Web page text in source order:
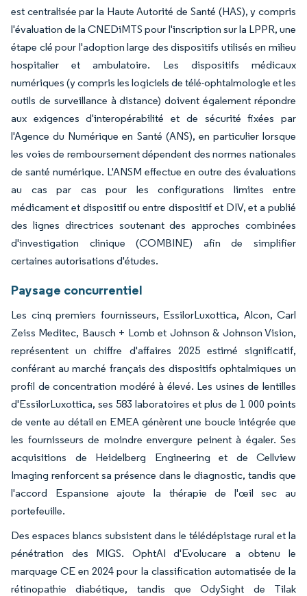
est centralisée par la Haute Autorité de Santé (HAS), y compris
l'évaluation de la CNEDiMTS pour l'inscription sur la LPPR, une
étape clé pour l'adoption large des dispositifs utilisés en milieu
hospitalier et ambulatoire. Les dispositifs médicaux
numériques (y compris les logiciels de télé-ophtalmologie et les
outils de surveillance à distance) doivent également répondre
aux exigences d'interopérabilité et de sécurité fixées par
l'Agence du Numérique en Santé (ANS), en particulier lorsque
les voies de remboursement dépendent des normes nationales
de santé numérique. L'ANSM effectue en outre des évaluations
au cas par cas pour les configurations limites entre
médicament et dispositif ou entre dispositif et DIV, et a publié
des lignes directrices soutenant des approches combinées
d'investigation clinique (COMBINE) afin de simplifier
certaines autorisations d'études.
Paysage concurrentiel
Les cinq premiers fournisseurs, EssilorLuxottica, Alcon, Carl
Zeiss Meditec, Bausch + Lomb et Johnson & Johnson Vision,
représentent un chiffre d'affaires 2025 estimé significatif,
conférant au marché français des dispositifs ophtalmiques un
profil de concentration modéré à élevé. Les usines de lentilles
d'EssilorLuxottica, ses 583 laboratoires et plus de 1 000 points
de vente au détail en EMEA génèrent une boucle intégrée que
les fournisseurs de moindre envergure peinent à égaler. Ses
acquisitions de Heidelberg Engineering et de Cellview
Imaging renforcent sa présence dans le diagnostic, tandis que
l'accord Espansione ajoute la thérapie de l'œil sec au
portefeuille.
Des espaces blancs subsistent dans le télédépistage rural et la
pénétration des MIGS. OphtAI d'Evolucare a obtenu le
marquage CE en 2024 pour la classification automatisée de la
rétinopathie diabétique, tandis que OdySight de Tilak